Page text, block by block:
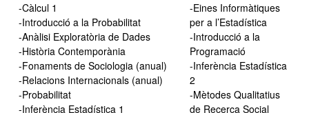
-Càlcul 1
-Introducció a la Probabilitat
-Anàlisi Exploratòria de Dades
-Història Contemporània
-Fonaments de Sociologia (anual)
-Relacions Internacionals (anual)
-Probabilitat
-Inferència Estadística 1
-Eines Informàtiques
per a l’Estadística
-Introducció a la
Programació
-Inferència Estadística
2
-Mètodes Qualitatius
de Recerca Social